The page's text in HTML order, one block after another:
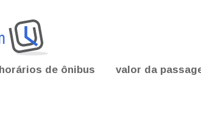
horários de ônibus valor da